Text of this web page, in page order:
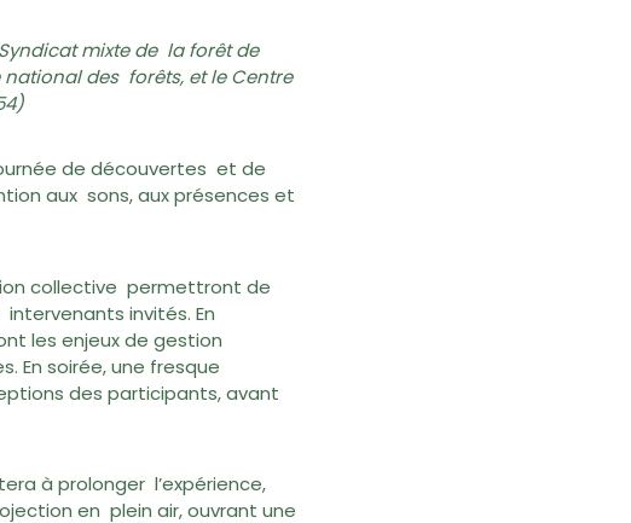
mixte de la forêt de
national des forêts, et le Centre
de découvertes et de
aux sons, aux présences et
collective permettront de
invités. En
les enjeux de gestion
En soirée, une fresque
des participants, avant
à prolonger l’expérience,
en plein air, ouvrant une